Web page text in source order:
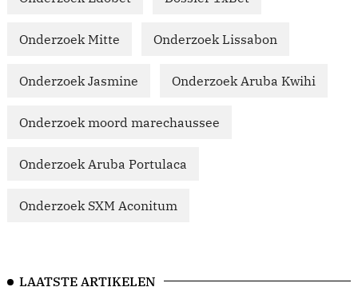
Onderzoek Mitte Onderzoek Lissabon
Onderzoek Jasmine Onderzoek Aruba Kwihi
Onderzoek moord marechaussee
Onderzoek Aruba Portulaca
Onderzoek SXM Aconitum
LAATSTE ARTIKELEN